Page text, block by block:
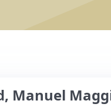
Manuel